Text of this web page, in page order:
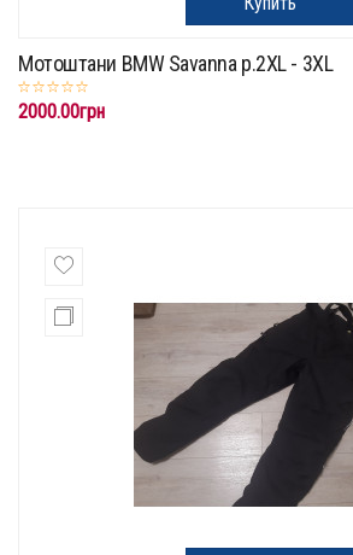
Мотоштани BMW Savanna p.2XL - 3XL
2000.00грн